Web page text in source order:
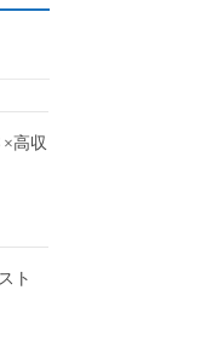
高収
ト